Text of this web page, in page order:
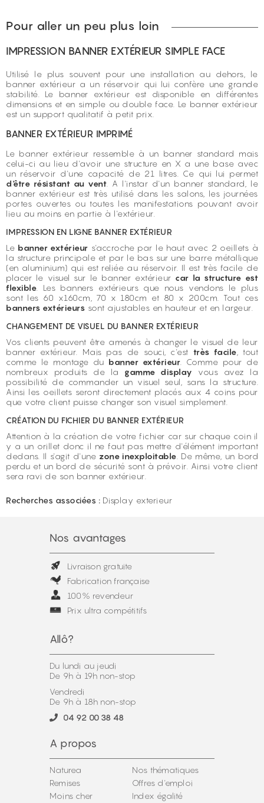
Pour aller un peu plus loin
IMPRESSION BANNER EXTÉRIEUR SIMPLE FACE
Utilisé le plus souvent pour une installation au dehors, le
banner extérieur a un réservoir qui lui confère une grande
stabilité. Le banner extérieur est disponible en différentes
dimensions et en simple ou double face. Le banner extérieur
est un support qualitatif à petit prix.
BANNER EXTÉRIEUR IMPRIMÉ
Le banner extérieur ressemble à un banner standard mais
celui-ci au lieu d'avoir une structure en X a une base avec
un réservoir d'une capacité de 21 litres. Ce qui lui permet
d'être résistant au vent . A l'instar d'un banner standard, le
banner extérieur est très utilisé dans les salons, les journées
portes ouvertes ou toutes les manifestations pouvant avoir
lieu au moins en partie à l'extérieur.
IMPRESSION EN LIGNE BANNER EXTÉRIEUR
Le banner extérieur s'accroche par le haut avec 2 oeillets à
la structure principale et par le bas sur une barre métallique
(en aluminium) qui est reliée au réservoir. Il est très facile de
placer le visuel sur le banner extérieur car la structure est
flexible . Les banners extérieurs que nous vendons le plus
sont les 60 x160cm, 70 x 180cm et 80 x 200cm. Tout ces
banners extérieurs sont ajustables en hauteur et en largeur.
CHANGEMENT DE VISUEL DU BANNER EXTÉRIEUR
Vos clients peuvent être amenés à changer le visuel de leur
banner extérieur. Mais pas de souci, c'est très facile , tout
comme le montage du banner extérieur . Comme pour de
nombreux produits de la gamme display vous avez la
possibilité de commander un visuel seul, sans la structure.
Ainsi les oeillets seront directement placés aux 4 coins pour
que votre client puisse changer son visuel simplement.
CRÉATION DU FICHIER DU BANNER EXTÉRIEUR
Attention à la création de votre fichier car sur chaque coin il
y a un orillet donc il ne faut pas mettre d'élément important
dedans. Il s'agit d'une zone inexploitable . De même, un bord
perdu et un bord de sécurité sont à prévoir. Ainsi votre client
sera ravi de son banner extérieur.
Recherches associées : Display exterieur
Nos avantages
Livraison gratuite
Fabrication française
100% revendeur
Prix ultra compétitifs
Allô?
Du lundi au jeudi
De 9h à 19h non-stop
Vendredi
De 9h à 18h non-stop
04 92 00 38 48
A propos
Naturea
Remises
Moins cher
Nos thématiques
Offres d'emploi
Index égalité